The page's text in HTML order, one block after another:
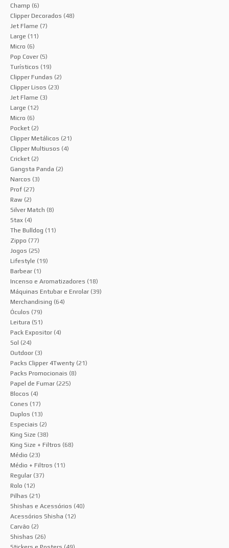
Champ (6)
Clipper Decorados (48)
Jet Flame (7)
Large (11)
Micro (6)
Pop Cover (5)
Turísticos (19)
Clipper Fundas (2)
Clipper Lisos (23)
Jet Flame (3)
Large (12)
Micro (6)
Pocket (2)
Clipper Metálicos (21)
Clipper Multiusos (4)
Cricket (2)
Gangsta Panda (2)
Narcos (3)
Prof (27)
Raw (2)
Silver Match (8)
Stax (4)
The Bulldog (11)
Zippo (77)
Jogos (25)
Lifestyle (19)
Barbear (1)
Incenso e Aromatizadores (18)
Máquinas Entubar e Enrolar (39)
Merchandising (64)
Óculos (79)
Leitura (51)
Pack Expositor (4)
Sol (24)
Outdoor (3)
Packs Clipper 4Twenty (21)
Packs Promocionais (8)
Papel de Fumar (225)
Blocos (4)
Cones (17)
Duplos (13)
Especiais (2)
King Size (38)
King Size + Filtros (68)
Médio (23)
Médio + Filtros (11)
Regular (37)
Rolo (12)
Pilhas (21)
Shishas e Acessórios (40)
Acessórios Shisha (12)
Carvão (2)
Shishas (26)